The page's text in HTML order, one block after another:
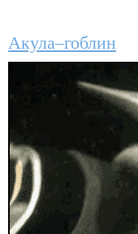
Акула–гоблин